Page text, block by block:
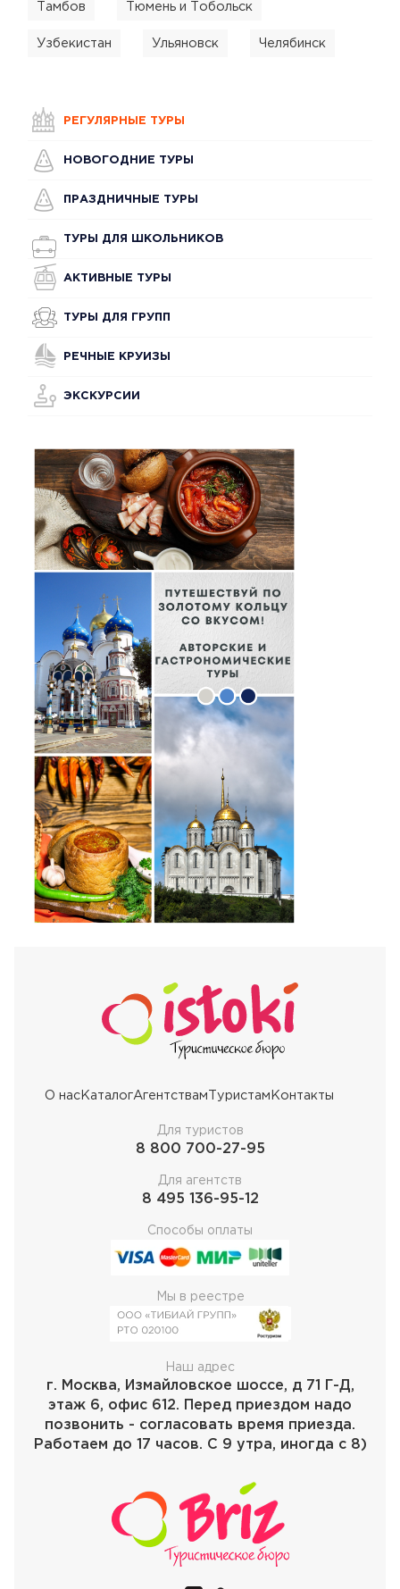
Тамбов Тюмень и Тобольск
Узбекистан Ульяновск Челябинск
РЕГУЛЯРНЫЕ ТУРЫ
НОВОГОДНИЕ ТУРЫ
ПРАЗДНИЧНЫЕ ТУРЫ
ТУРЫ ДЛЯ ШКОЛЬНИКОВ
АКТИВНЫЕ ТУРЫ
ТУРЫ ДЛЯ ГРУПП
РЕЧНЫЕ КРУИЗЫ
ЭКСКУРСИИ
О насКаталогАгентствам Туристам Контакты
Для туристов
8 800 700-27-95
Для агентств
8 495 136-95-12
Способы оплаты
Мы в реестре
Наш адрес
г. Москва, Измайловское шоссе, д 71 Г-Д,
этаж 6, офис 612. Перед приездом надо
позвонить - согласовать время приезда.
Работаем до 17 часов. С 9 утра, иногда с 8)